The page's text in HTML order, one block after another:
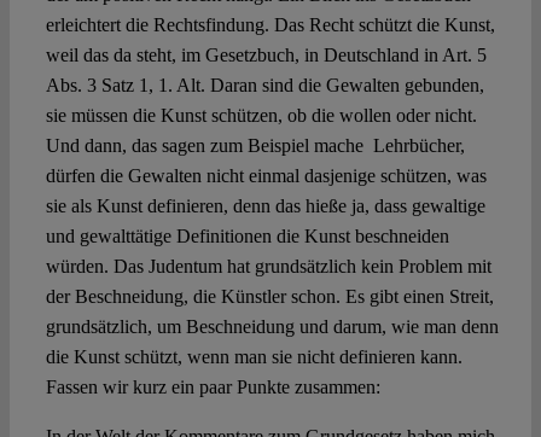
erleichtert die Rechtsfindung. Das Recht schützt die Kunst,
weil das da steht, im Gesetzbuch, in Deutschland in Art. 5
Abs. 3 Satz 1, 1. Alt. Daran sind die Gewalten gebunden,
sie müssen die Kunst schützen, ob die wollen oder nicht.
Und dann, das sagen zum Beispiel mache Lehrbücher,
dürfen die Gewalten nicht einmal dasjenige schützen, was
sie als Kunst definieren, denn das hieße ja, dass gewaltige
und gewalttätige Definitionen die Kunst beschneiden
würden. Das Judentum hat grundsätzlich kein Problem mit
der Beschneidung, die Künstler schon. Es gibt einen Streit,
grundsätzlich, um Beschneidung und darum, wie man denn
die Kunst schützt, wenn man sie nicht definieren kann.
Fassen wir kurz ein paar Punkte zusammen: